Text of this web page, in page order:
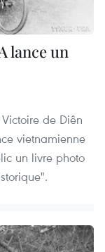
lance un
de Diên
vietnamienne
un livre photo